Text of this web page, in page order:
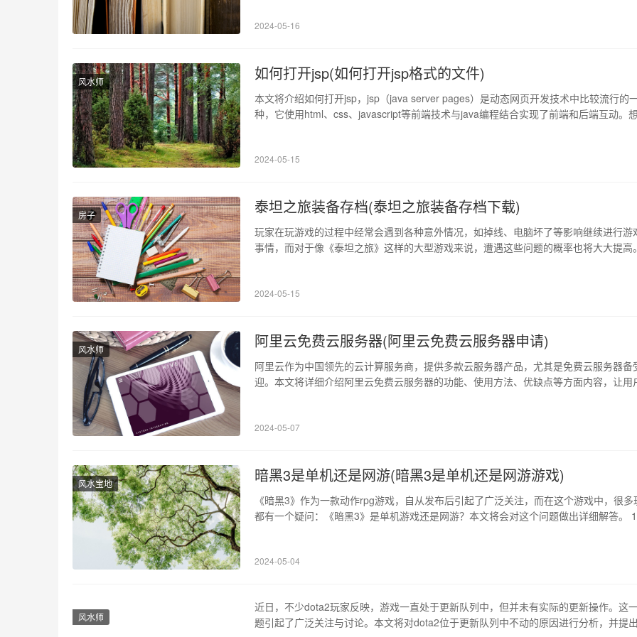
互相控制，让远程控…
2024-05-16
风水师 如何打开jsp(如何打开jsp格式的文件)
本文将介绍如何打开jsp，jsp（java server pages）是动态网页开发技术中比较流行的
种，它使用html、css、javascript等前端技术与java编程结合实现了前端和后端互动。
2024-05-15
房子 泰坦之旅装备存档(泰坦之旅装备存档下载)
玩家在玩游戏的过程中经常会遇到各种意外情况，如掉线、电脑坏了等影响继续进行游
事情，而对于像《泰坦之旅》这样的大型游戏来说，遭遇这些问题的概率也将大大提高
玩家可以在设置中选择。本地存储是指存…
2024-05-15
风水师 阿里云免费云服务器(阿里云免费云服务器申请)
阿里云作为中国领先的云计算服务商，提供多款云服务器产品，尤其是免费云服务器备
迎。本文将详细介绍阿里云免费云服务器的功能、使用方法、优缺点等方面内容，让用
请时，需提供身份证信息及信用卡…
2024-05-07
风水宝地 暗黑3是单机还是网游(暗黑3是单机还是网游游戏)
《暗黑3》作为一款动作rpg游戏，自从发布后引起了广泛关注，而在这个游戏中，很多
都有一个疑问：《暗黑3》是单机游戏还是网游？本文将会对这个问题做出详细解答。
游戏的背景故事发生在人类和恶…
2024-05-04
风水师
近日，不少dota2玩家反映，游戏一直处于更新队列中，但并未有实际的更新操作。这
题引起了广泛关注与讨论。本文将对dota2位于更新队列中不动的原因进行分析，并提